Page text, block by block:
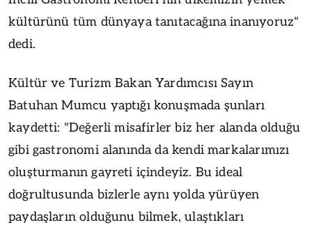
kültürünü tüm dünyaya tanıtacağına inanıyoruz"
dedi.
Kültür ve Turizm Bakan Yardımcısı Sayın
Batuhan Mumcu yaptığı konuşmada şunları
kaydetti: "Değerli misafirler biz her alanda olduğu
gibi gastronomi alanında da kendi markalarımızı
oluşturmanın gayreti içindeyiz. Bu ideal
doğrultusunda bizlerle aynı yolda yürüyen
paydaşların olduğunu bilmek, ulaştıkları